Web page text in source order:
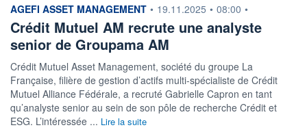
TARIFS PRIVILÉGIÉS 0%
ÉLIGIBILITÉ
PEA PEA-PME BOURSOVIE LUX
CTO BUSINESS
Non éligible Boursobank
ACTIF NET (EUR)
2 109M / 31.07.26
information fournie par
AGEFI ASSET MANAGEMENT • 19.11.2025 • 08:00 •
Crédit Mutuel AM recrute une analyste
senior de Groupama AM
Crédit Mutuel Asset Management, société du groupe La
Française, filière de gestion d’actifs multi-spécialiste de Crédit
Mutuel Alliance Fédérale, a recruté Gabrielle Capron en tant
qu’analyste senior au sein de son pôle de recherche Crédit et
ESG. L’intéressée ... Lire la suite